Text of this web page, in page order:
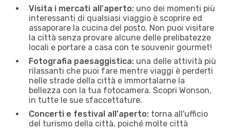
Visita i mercati all'aperto: uno dei momenti più
interessanti di qualsiasi viaggio è scoprire ed
assaporare la cucina del posto. Non puoi visitare
la città senza provare alcune delle prelibatezze
locali e portare a casa con te souvenir gourmet!
Fotografia paesaggistica: una delle attività più
rilassanti che puoi fare mentre viaggi è perderti
nelle strade della città e immortalarne la
bellezza con la tua fotocamera. Scopri Wonson,
in tutte le sue sfaccettature.
Concerti e festival all'aperto: torna all'ufficio
del turismo della città, poiché molte città